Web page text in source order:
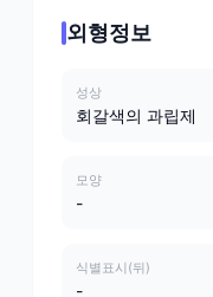
외형정보
성상
회갈색의 과립제
모양
-
식별표시(뒤)
-